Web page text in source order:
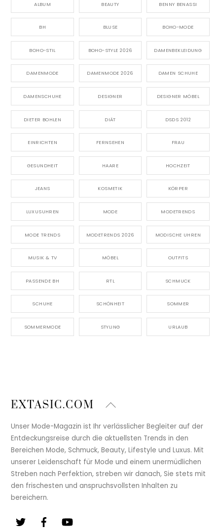
ALBUM BEAUTY BENNY BENASSI
BH BLUSE BOHO-MODE
BOHO-STIL BOHO-STYLE 2026 DAMENBEKLEIDUNG
DAMENMODE DAMENMODE 2026 DAMEN SCHUHE
DAMENSCHUHE DESIGNER DESIGNER MÖBEL
DIETER BOHLEN DIÄT DSDS 2012
EINRICHTEN FERNSEHEN FRAU
GESUNDHEIT HAARE HOCHZEIT
JEANS KOSMETIK KÖRPER
LUXUSUHREN MODE MODETRENDS
MODE TRENDS MODETRENDS 2026 MODISCHE UHREN
MUSIK & TV MÖBEL OUTFITS
PASSENDE BH RTL SCHMUCK
SCHUHE SCHÖNHEIT SOMMER
SOMMERMODE STYLING URLAUB
Back
Top
EXTASIC.COM
Unser Mode-Magazin ist Ihr verlässlicher Begleiter auf der
Entdeckungsreise durch die aktuellsten Trends in den
Bereichen Mode, Schmuck, Beauty, Lifestyle und Luxus. Mit
unserer Leidenschaft für Mode und einem unermüdlichen
Streben nach Perfektion, streben wir danach, Sie stets mit
den frischesten und anspruchsvollsten Inhalten zu
bereichern.
Twitter